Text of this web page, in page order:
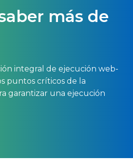
más de
integral de ejecución web-
puntos críticos de la
garantizar una ejecución